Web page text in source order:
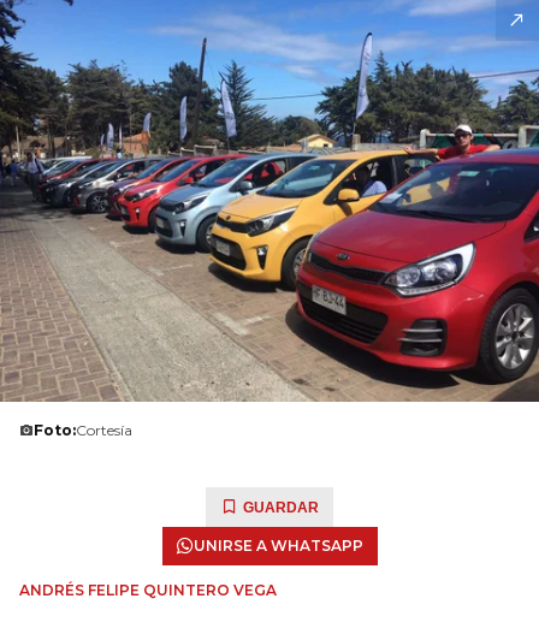
Foto:Cortesía
GUARDAR
UNIRSE A WHATSAPP
ANDRÉS FELIPE QUINTERO VEGA